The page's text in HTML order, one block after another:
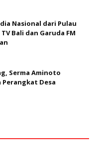
Nasional dari Pulau
Bali dan Garuda FM
Serma Aminoto
Perangkat Desa